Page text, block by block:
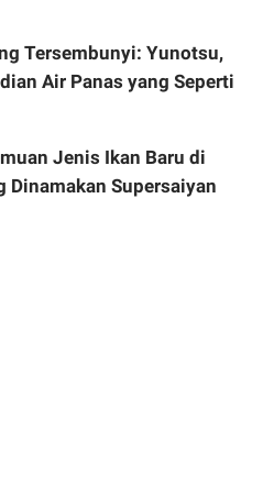
Tersembunyi: Yunotsu,
Air Panas yang Seperti
Jenis Ikan Baru di
Dinamakan Supersaiyan